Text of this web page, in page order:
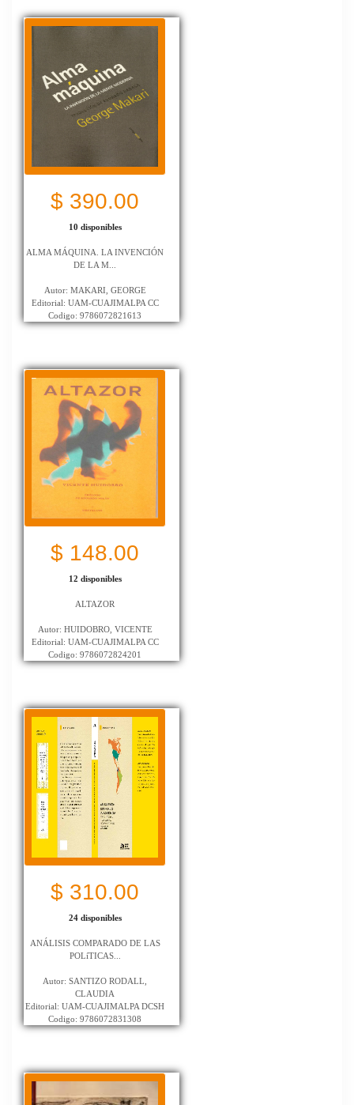
$ 390.00
10 disponibles
ALMA MÁQUINA. LA INVENCIÓN
DE LA M...
Autor: MAKARI, GEORGE
Editorial: UAM-CUAJIMALPA CC
Codigo: 9786072821613
$ 148.00
12 disponibles
ALTAZOR
Autor: HUIDOBRO, VICENTE
Editorial: UAM-CUAJIMALPA CC
Codigo: 9786072824201
$ 310.00
24 disponibles
ANÁLISIS COMPARADO DE LAS
POLíTICAS...
Autor: SANTIZO RODALL,
CLAUDIA
Editorial: UAM-CUAJIMALPA DCSH
Codigo: 9786072831308